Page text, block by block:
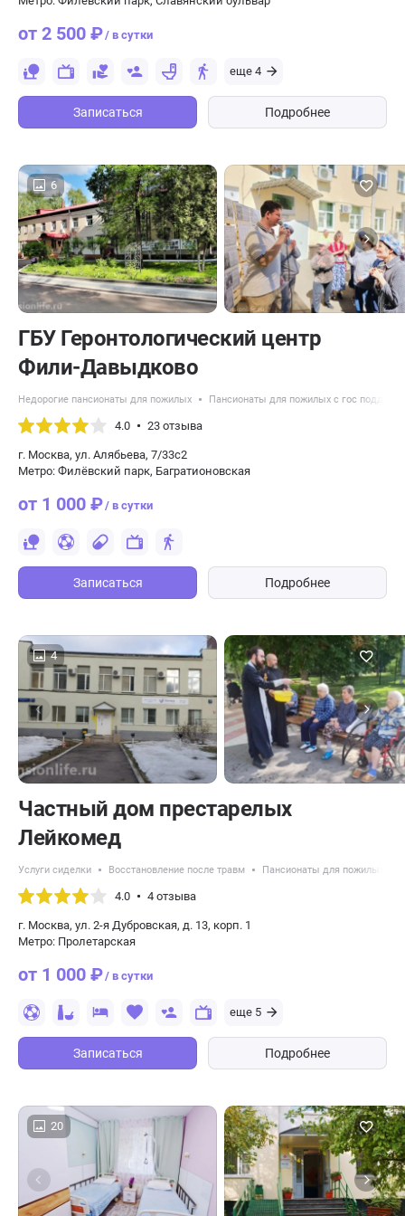
от 2 500 ₽/ в сутки
еще 4
Записаться Подробнее
6
ГБУ Геронтологический центр
Фили-Давыдково
Недорогие пансионаты для пожилых Пансионаты для пожилых с гос
4.0 23 отзыва
г. Москва, ул. Алябьева, 7/33с2
Метро: Филёвский парк, Багратионовская
от 1 000 ₽/ в сутки
Записаться Подробнее
4
Частный дом престарелых
Лейкомед
Услуги сиделки Восстановление после травм Пансионаты для пожилых с
4.0 4 отзыва
г. Москва, ул. 2-я Дубровская, д. 13, корп. 1
Метро: Пролетарская
от 1 000 ₽/ в сутки
еще 5
Записаться Подробнее
20